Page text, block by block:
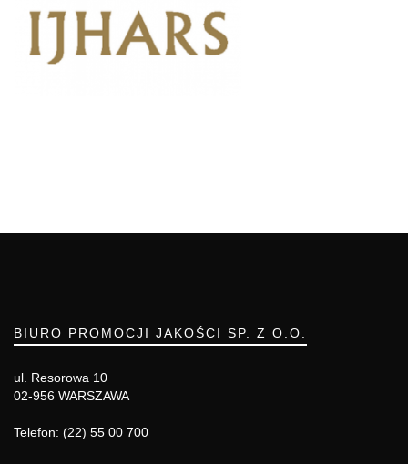
BIURO PROMOCJI JAKOŚCI SP. Z O.O.
ul. Resorowa 10
02-956 WARSZAWA
Telefon: (22) 55 00 700